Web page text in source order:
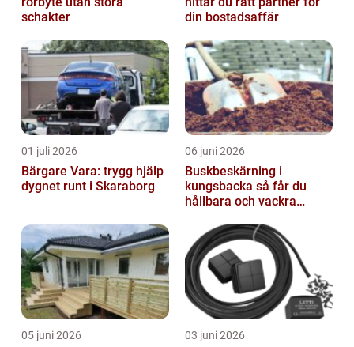
schakter
din bostadsaffär
01 juli 2026
Bärgare Vara: trygg hjälp
dygnet runt i Skaraborg
06 juni 2026
Buskbeskärning i
kungsbacka så får du
hållbara och vackra
05 juni 2026 03 juni 2026